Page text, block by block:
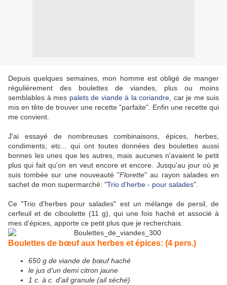
Depuis quelques semaines, mon homme est obligé de manger
régulièrement des boulettes de viandes, plus ou moins
semblables à mes palets de viande à la coriandre , car je me suis
mis en tête de trouver une recette "parfaite". Enfin une recette qui
me convient.
J'ai essayé de nombreuses combinaisons, épices, herbes,
condiments, etc... qui ont toutes données des boulettes aussi
bonnes les unes que les autres, mais aucunes n'avaient le petit
plus qui fait qu'on en veut encore et encore. Jusqu'au jour où je
suis tombée sur une nouveauté "Florette" au rayon salades en
sachet de mon supermarché: "Trio d'herbe - pour salades".
Ce "Trio d'herbes pour salades" est un mélange de persil, de
cerfeuil et de ciboulette (11 g), qui une fois haché et associé à
mes d'épices, apporte ce petit plus que je recherchais.
Boulettes de bœuf aux herbes et épices: (4 pers.)
650 g de viande de bœuf haché
le jus d'un demi citron jaune
1 c. à c. d'ail granule (ail séché)